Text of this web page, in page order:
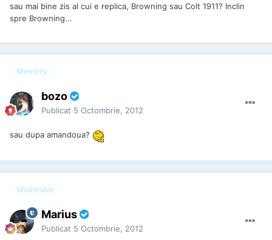
sau mai bine zis al cui e replica, Browning sau Colt 1911? Inclin
spre Browning...
Membru
bozo
Publicat 5 Octombrie, 2012
sau dupa amandoua?
Moderator
Marius
Publicat 5 Octombrie, 2012